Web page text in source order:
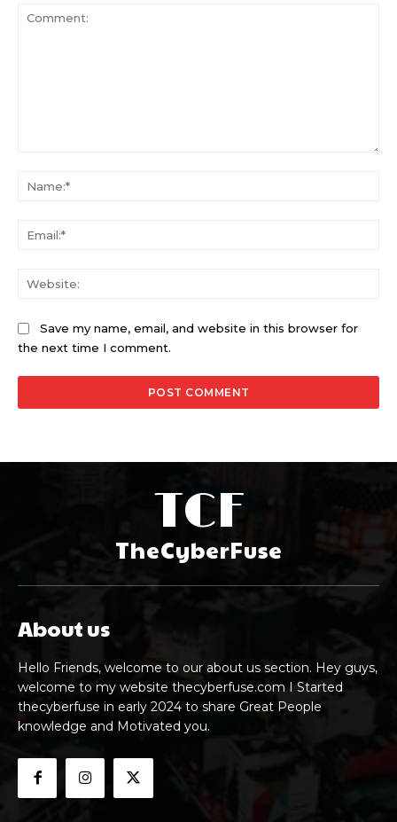
Save my name, email, and website in this browser for
the next time I comment.
TCF
TheCyberFuse
About us
Hello Friends, welcome to our about us section. Hey guys,
welcome to my website thecyberfuse.com I Started
thecyberfuse in early 2024 to share Great People
knowledge and Motivated you.